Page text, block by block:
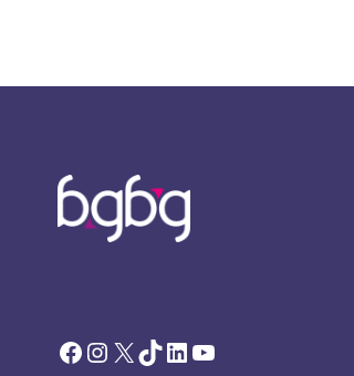
Facebook Instagram X TikTok LinkedIn YouTube